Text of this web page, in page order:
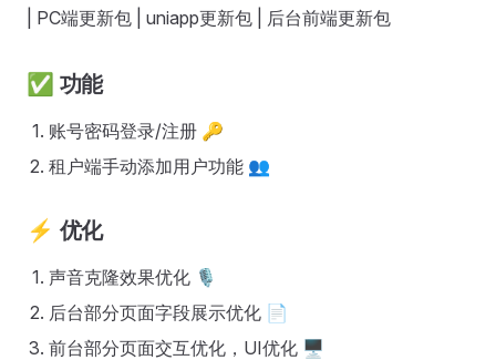
| PC端更新包 | uniapp更新包 | 后台前端更新包
✅ 功能
账号密码登录/注册 🔑
租户端手动添加用户功能 👥
⚡ 优化
声音克隆效果优化 🎙️
后台部分页面字段展示优化 📄
前台部分页面交互优化，UI优化 🖥️